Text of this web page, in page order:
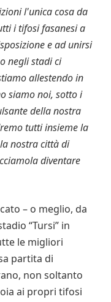
l'unica cosa da
i tifosi fasanesi a
e ad unirsi
negli stadi ci
allestendo in
siamo noi, sotto i
della nostra
tutti insieme la
nostra città di
diventare
– o meglio, da
“Tursi” in
le migliori
partita di
non soltanto
ai propri tifosi